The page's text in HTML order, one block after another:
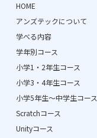
HOME
アンズテックについて
学べる内容
学年別コース
小学1・2年生コース
小学3・4年生コース
小学5年生〜中学生コース
Scratchコース
Unityコース